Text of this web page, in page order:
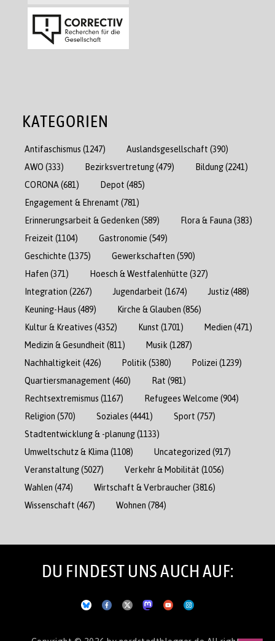
KATEGORIEN
Antifaschismus (1247) Auslandsgesellschaft (390)
AWO (333) Bezirksvertretung(479) Bildung(2241)
CORONA (681) Depot (485)
Engagement & Ehrenamt (781)
Erinnerungsarbeit & Gedenken (589) Flora & Fauna (383)
Freizeit (1104) Gastronomie (549)
Geschichte (1375) Gewerkschaften (590)
Hafen (371) Hoesch & Westfalenhütte (327)
Integration (2267) Jugendarbeit (1674) Justiz(488)
Keuning-Haus (489) Kirche & Glauben (856)
Kultur & Kreatives (4352) Kunst (1701) Medien (471)
Medizin & Gesundheit (811) Musik (1287)
Nachhaltigkeit (426) Politik (5380) Polizei (1239)
Quartiersmanagement (460) Rat (981)
Rechtsextremismus (1167) Refugees Welcome (904)
Religion (570) Soziales (4441) Sport (757)
Stadtentwicklung & -planung(1133)
Umweltschutz & Klima (1108) Uncategorized (917)
Veranstaltung(5027) Verkehr & Mobilität (1056)
Wahlen (474) Wirtschaft & Verbraucher(3816)
Wissenschaft (467) Wohnen (784)
DU FINDEST UNS AUCH AUF: